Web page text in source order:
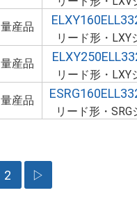
量産品
リード形・LXY
量産品
リード形・LXY
量産品
リード形・
2 ▷